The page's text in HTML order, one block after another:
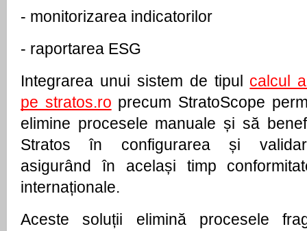
- monitorizarea indicatorilor
- raportarea ESG
Integrarea unui sistem de tipul calcul
pe stratos.ro precum StratoScope
elimine procesele manuale și să
Stratos în configurarea și
asigurând în același timp
internaționale.
Aceste soluții elimină procesele